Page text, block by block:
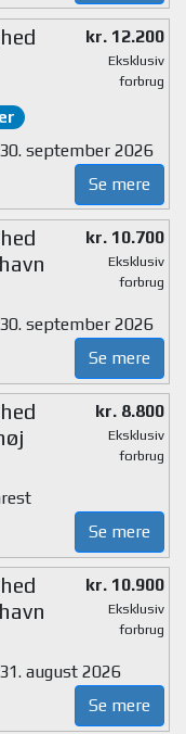
kr. 12.200
Eksklusiv
forbrug
september 2026
Se mere
kr. 10.700
Eksklusiv
forbrug
september 2026
Se mere
kr. 8.800
Eksklusiv
forbrug
Se mere
kr. 10.900
Eksklusiv
forbrug
august 2026
Se mere